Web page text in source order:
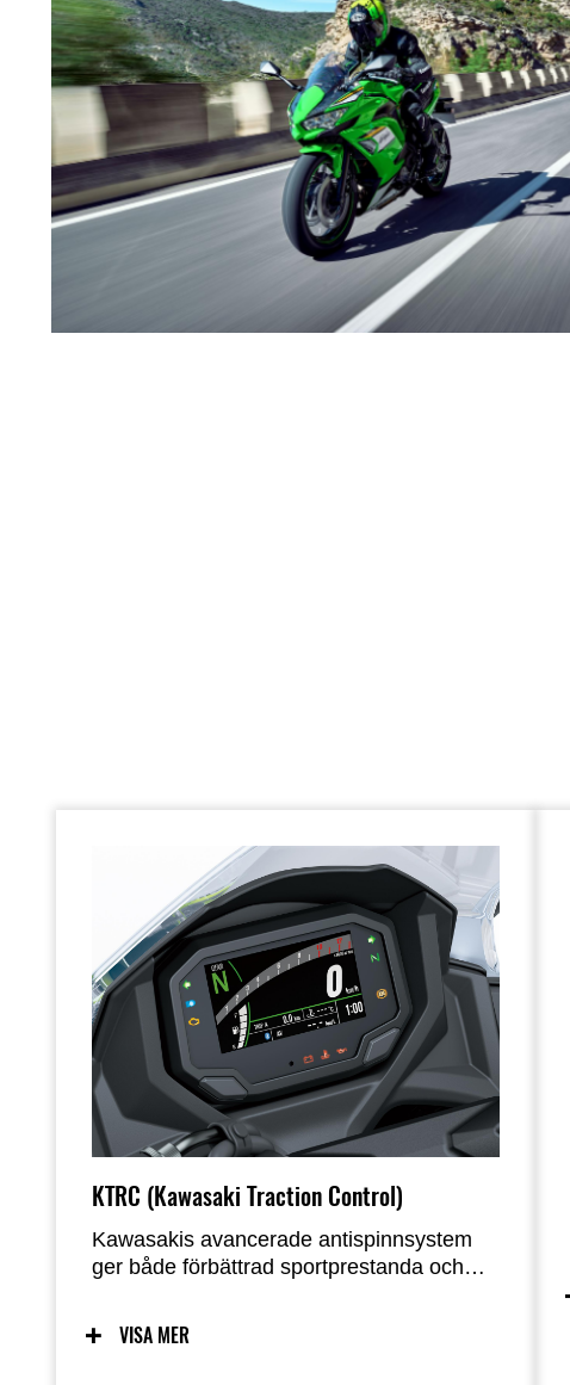
KTRC (Kawasaki Traction Control)
Kawasakis avancerade antispinnsystem
ger både förbättrad sportprestanda och
ytor med löst underlag. Två lägen låter
föraren justera inställningarna för att passa
VISA MER